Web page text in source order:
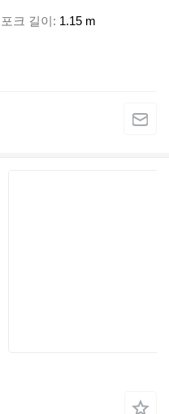
포크 길이
1.15 m